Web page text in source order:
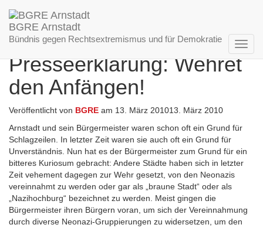
BGRE Arnstadt
Bündnis gegen Rechtsextremismus und für Demokratie
Presseerklärung: Wehret
den Anfängen!
Veröffentlicht von BGRE am 13. März 201013. März 2010
Arnstadt und sein Bürgermeister waren schon oft ein Grund für
Schlagzeilen. In letzter Zeit waren sie auch oft ein Grund für
Unverständnis. Nun hat es der Bürgermeister zum Grund für ein
bitteres Kuriosum gebracht: Andere Städte haben sich in letzter
Zeit vehement dagegen zur Wehr gesetzt, von den Neonazis
vereinnahmt zu werden oder gar als „braune Stadt“ oder als
„Nazihochburg“ bezeichnet zu werden. Meist gingen die
Bürgermeister ihren Bürgern voran, um sich der Vereinnahmung
durch diverse Neonazi-Gruppierungen zu widersetzen, um den